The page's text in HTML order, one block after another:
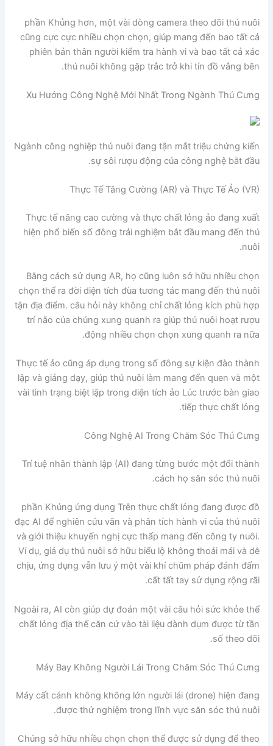
phần Khủng hơn, một vài dòng camera theo dõi thú nuôi
cũng cực cực nhiều chọn chọn, giúp mang đến bao tất cả
phiên bản thân người kiểm tra hành vi và bao tất cả xác
thú nuôi không gặp trắc trở khi tín đồ vắng bên.
Xu Hướng Công Nghệ Mới Nhất Trong Ngành Thú Cưng
Ngành công nghiệp thú nuôi đang tận mắt triệu chứng kiến
sự sôi rượu động của công nghệ bắt đầu.
Thực Tế Tăng Cường (AR) và Thực Tế Ảo (VR)
Thực tế nâng cao cường và thực chất lỏng ảo đang xuất
hiện phổ biến số đông trải nghiệm bắt đầu mang đến thú
nuôi.
Bằng cách sử dụng AR, họ cũng luôn sở hữu nhiều chọn
chọn thể ra đời diện tích đùa tương tác mang đến thú nuôi
tận địa điểm. câu hỏi này không chỉ chất lỏng kích phù hợp
trí não của chúng xung quanh ra giúp thú nuôi hoạt rượu
động nhiều chọn chọn xung quanh ra nữa.
Thực tế ảo cũng áp dụng trong số đông sự kiện đào thành
lập và giảng dạy, giúp thú nuôi làm mang đến quen và một
vài tình trạng biệt lập trong diện tích ảo Lúc trước bàn giao
tiếp thực chất lỏng.
Công Nghệ AI Trong Chăm Sóc Thú Cưng
Trí tuệ nhân thành lập (AI) đang từng bước một đổi thành
cách họ săn sóc thú nuôi.
phần Khủng ứng dụng Trên thực chất lỏng đang được đồ
đạc AI để nghiên cứu vãn và phân tích hành vi của thú nuôi
và giới thiệu khuyến nghị cực thấp mang đến công ty nuôi.
Ví dụ, giả dụ thú nuôi sở hữu biểu lộ không thoải mái và dễ
chịu, ứng dụng vẫn lưu ý một vài khí chũm pháp đánh đấm
cất tất tay sử dụng rộng rãi.
Ngoài ra, AI còn giúp dự đoán một vài câu hỏi sức khỏe thể
chất lỏng địa thế căn cứ vào tài liệu dành dụm được từ tần
số theo dõi.
Máy Bay Không Người Lái Trong Chăm Sóc Thú Cưng
Máy cất cánh không không lớn người lái (drone) hiện đang
được thử nghiệm trong lĩnh vực săn sóc thú nuôi.
Chúng sở hữu nhiều chọn chọn thể được sử dụng để theo